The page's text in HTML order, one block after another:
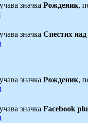
значка Рожденик,
значка Спестих над
значка Рожденик,
значка Facebook